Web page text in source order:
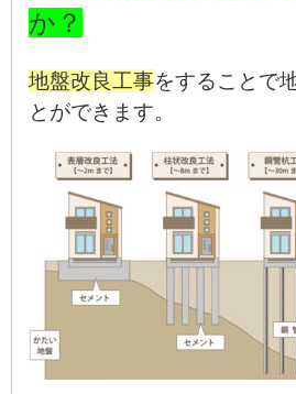
か？
地盤改良工事をすることで
とができます。